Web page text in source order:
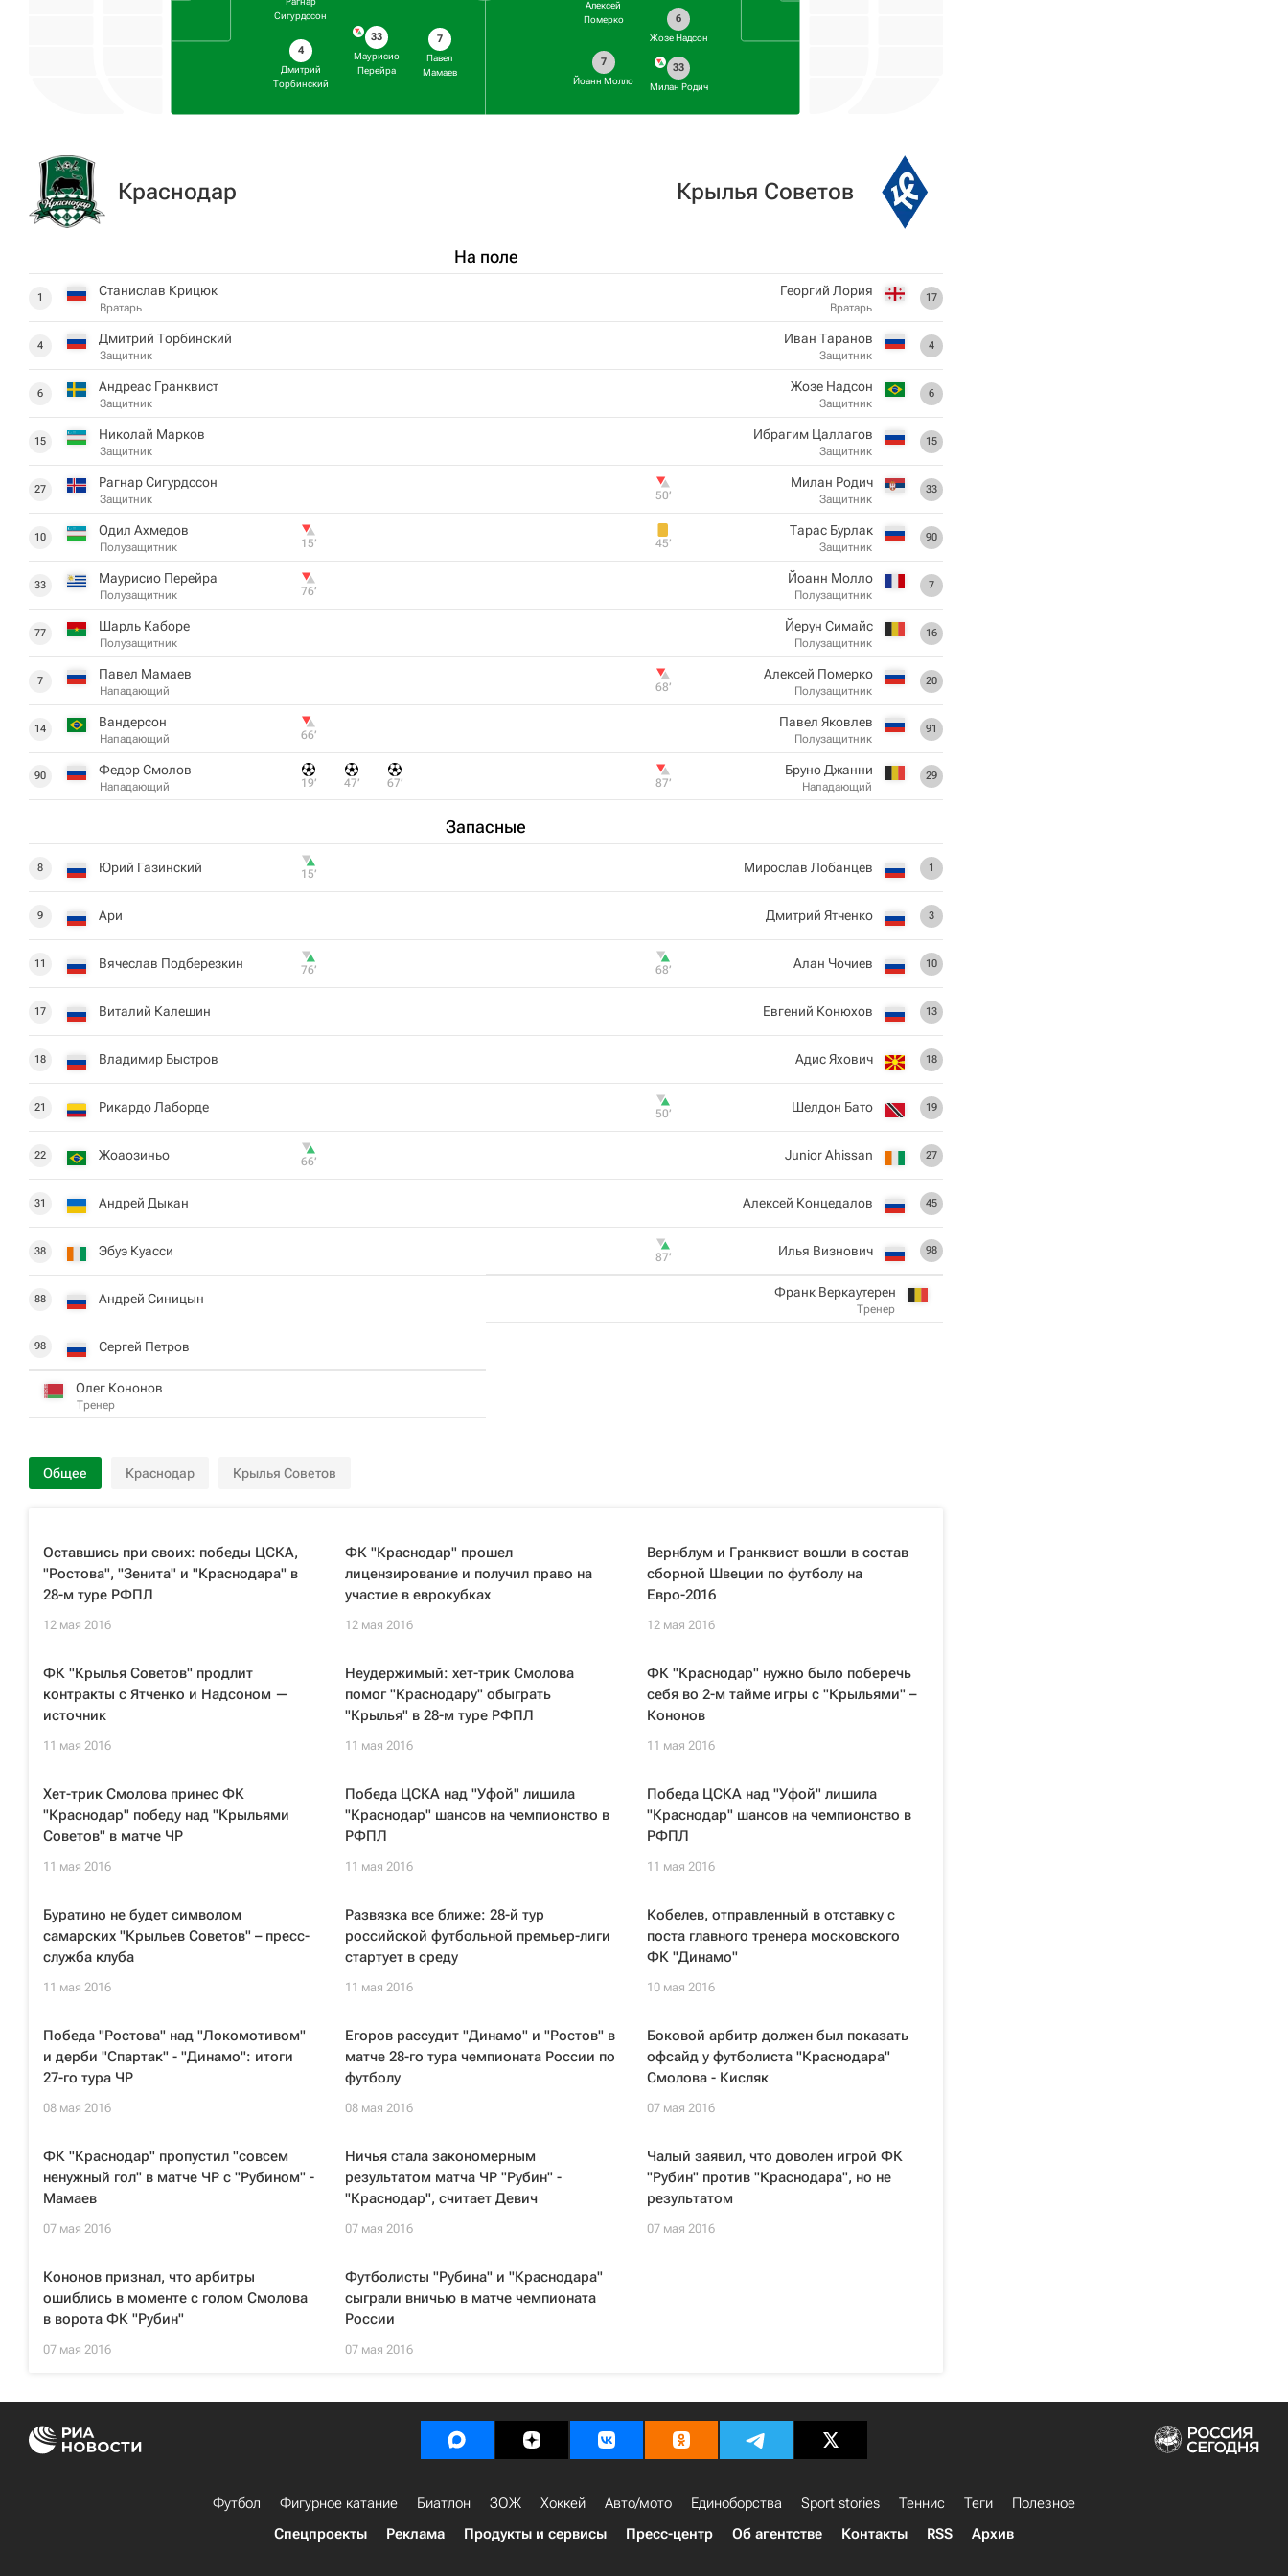
Сигурдссон
4
Дмитрий
Торбинский
33
Маурисио
Перейра
7
Павел
Мамаев
6
Жозе Надсон
33
Mилaн Родич
Алексей
Померко
7
Йоанн Молло
Краснодар
На поле
1 Станислав Крицюк
Вратарь
4 Дмитрий Торбинский
Защитник
6 Андреас Гранквист
Защитник
15 Николай Марков
Защитник
27 Рагнар Сигурдссон
Защитник
10 Одил Ахмедов
Полузащитник 15‎’‎
33 Маурисио Перейра
Полузащитник 76‎’‎
77 Шарль Каборе
Полузащитник
7 Павел Мамаев
Нападающий
14 Вандерсон
Нападающий 66‎’‎
90 Федор Смолов
Нападающий 19‎’‎ 47‎’‎ 67‎’‎
Запасные
8 Юрий Газинский 15‎’‎
9 Ари
11 Вячеслав Подберезкин 76‎’‎
17 Виталий Калешин
18 Владимир Быстров
21 Рикардо Лаборде
22 Жоаозиньо 66‎’‎
31 Андрей Дыкан
38 Эбуэ Куасси
88 Андрей Синицын
98 Сергей Петров
Олег Кононов
Тренер
Крылья Советов
17
Георгий Лория
Вратарь
4
Иван Таранов
Защитник
6
Жозе Надсон
Защитник
15
Ибрагим Цаллагов
Защитник
33
Mилaн Родич
Защитник
50‎’‎
90
Тарас Бурлак
Защитник
45‎’‎
7
Йоанн Молло
Полузащитник
16
Йерун Симайс
Полузащитник
20
Алексей Померко
Полузащитник
68‎’‎
91
Павел Яковлев
Полузащитник
29
Бруно Джанни
Нападающий
87‎’‎
1
Мирослав Лобанцев
3
Дмитрий Ятченко
10
Алан Чочиев
68‎’‎
13
Евгений Конюхов
18
Адис Яхович
19
Шелдон Бато
50‎’‎
27
Junior Ahissan
45
Алексей Концедалов
98
Илья Визнович
87‎’‎
Франк Веркаутерен
Тренер
Общее Краснодар Крылья Советов
Оставшись при своих: победы ЦСКА,
"Ростова", "Зенита" и "Краснодара" в
28-м туре РФПЛ
12 мая 2016
ФК "Краснодар" прошел
лицензирование и получил право на
участие в еврокубках
12 мая 2016
Вернблум и Гранквист вошли в состав
сборной Швеции по футболу на
Евро-2016
12 мая 2016
ФК "Крылья Советов" продлит
контракты с Ятченко и Надсоном —
источник
11 мая 2016
Неудержимый: хет-трик Смолова
помог "Краснодару" обыграть
"Крылья" в 28-м туре РФПЛ
11 мая 2016
ФК "Краснодар" нужно было поберечь
себя во 2-м тайме игры с "Крыльями" –
Кононов
11 мая 2016
Хет-трик Смолова принес ФК
"Краснодар" победу над "Крыльями
Советов" в матче ЧР
11 мая 2016
Победа ЦСКА над "Уфой" лишила
"Краснодар" шансов на чемпионство в
РФПЛ
11 мая 2016
Победа ЦСКА над "Уфой" лишила
"Краснодар" шансов на чемпионство в
РФПЛ
11 мая 2016
Буратино не будет символом
самарских "Крыльев Советов" – пресс-
служба клуба
11 мая 2016
Развязка все ближе: 28-й тур
российской футбольной премьер-лиги
стартует в среду
11 мая 2016
Кобелев, отправленный в отставку с
поста главного тренера московского
ФК "Динамо"
10 мая 2016
Победа "Ростова" над "Локомотивом"
и дерби "Спартак" - "Динамо": итоги
27-го тура ЧР
08 мая 2016
Егоров рассудит "Динамо" и "Ростов" в
матче 28-го тура чемпионата России по
футболу
08 мая 2016
Боковой арбитр должен был показать
офсайд у футболиста "Краснодара"
Смолова - Кисляк
07 мая 2016
ФК "Краснодар" пропустил "совсем
ненужный гол" в матче ЧР с "Рубином" -
Мамаев
07 мая 2016
Ничья стала закономерным
результатом матча ЧР "Рубин" -
"Краснодар", считает Девич
07 мая 2016
Чалый заявил, что доволен игрой ФК
"Рубин" против "Краснодара", но не
результатом
07 мая 2016
Кононов признал, что арбитры
ошиблись в моменте с голом Смолова
в ворота ФК "Рубин"
07 мая 2016
Футболисты "Рубина" и "Краснодара"
сыграли вничью в матче чемпионата
России
07 мая 2016
Футбол Фигурное катание Биатлон ЗОЖ Хоккей Авто/мото Единоборства Sport stories Теннис Теги
Полезное
Спецпроекты
Реклама Продукты и сервисы Пресс-центр Об агентстве Контакты RSS Архив